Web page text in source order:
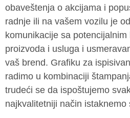
obaveštenja o akcijama i
radnje ili na vašem vozilu je
komunikacije sa potencijalnim
proizvoda i usluga i
vaš brend. Grafiku za
radimo u kombinaciji
trudeći se da ispoštujemo
najkvalitetniji način istaknemo